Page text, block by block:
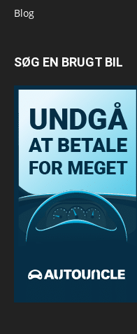
Blog
SØG EN BRUGT BIL